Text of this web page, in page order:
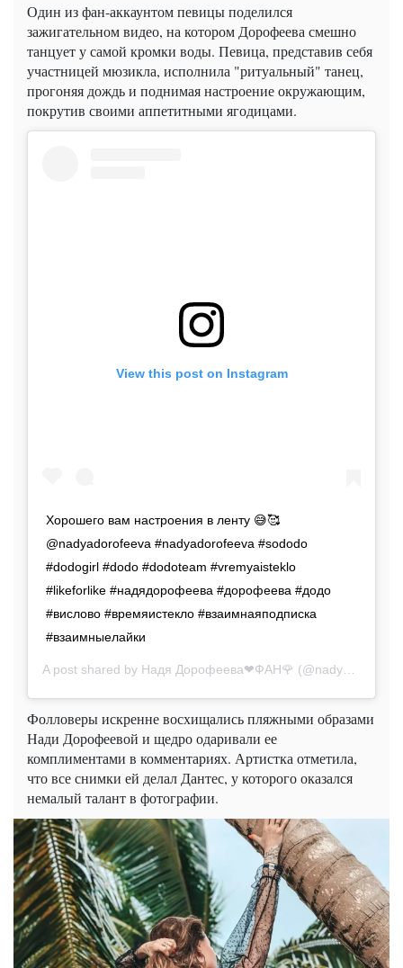
Один из фан-аккаунтом певицы поделился
зажигательном видео, на котором Дорофеева смешно
танцует у самой кромки воды. Певица, представив себя
участницей мюзикла, исполнила "ритуальный" танец,
прогоняя дождь и поднимая настроение окружающим,
покрутив своими аппетитными ягодицами.
View this post on Instagram
Хорошего вам настроения в ленту 😅🥰
@nadyadorofeeva #nadyadorofeeva #sododo
#dodogirl #dodo #dodoteam #vremyaisteklo
#likeforlike #надядорофеева #дорофеева #додо
#вислово #времяистекло #взаимнаяподписка
#взаимныелайки
A post shared by Надя Дорофеева❤ФАН🌹 (@nadya.do.do) on
Фолловеры искренне восхищались пляжными образами
Нади Дорофеевой и щедро одаривали ее
комплиментами в комментариях. Артистка отметила,
что все снимки ей делал Дантес, у которого оказался
немалый талант в фотографии.